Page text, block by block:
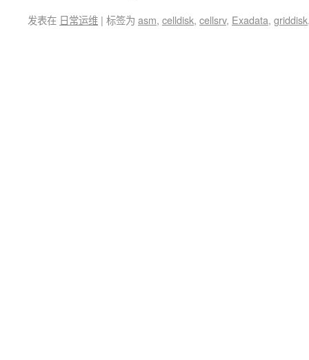
发表在 日常运维 | 标签为 asm, celldisk, cellsrv, Exadata, griddisk